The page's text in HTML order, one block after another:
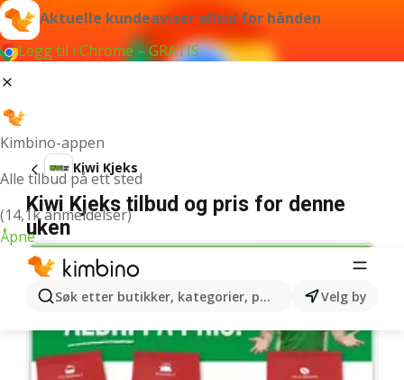
Aktuelle kundeaviser alltid for hånden
Legg til i Chrome – GRATIS
Kimbino-appen
Alle tilbud på ett sted
(14,1k anmeldelser)
Åpne
Søk etter butikker, kategorier, produkter...Velg by
Kiwi Kjeks
Kiwi Kjeks tilbud og pris for denne
uken